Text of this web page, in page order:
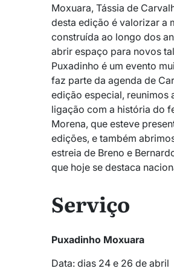
Moxuara, Tássia de
desta edição é valorizar a
construída ao longo dos
abrir espaço para novos
Puxadinho é um evento
faz parte da agenda de
edição especial, reunimos
ligação com a história do
Morena, que esteve
edições, e também
estreia de Breno e
que hoje se destaca
Serviço
Puxadinho Moxuara
Data: dias 24 e 26 de abril